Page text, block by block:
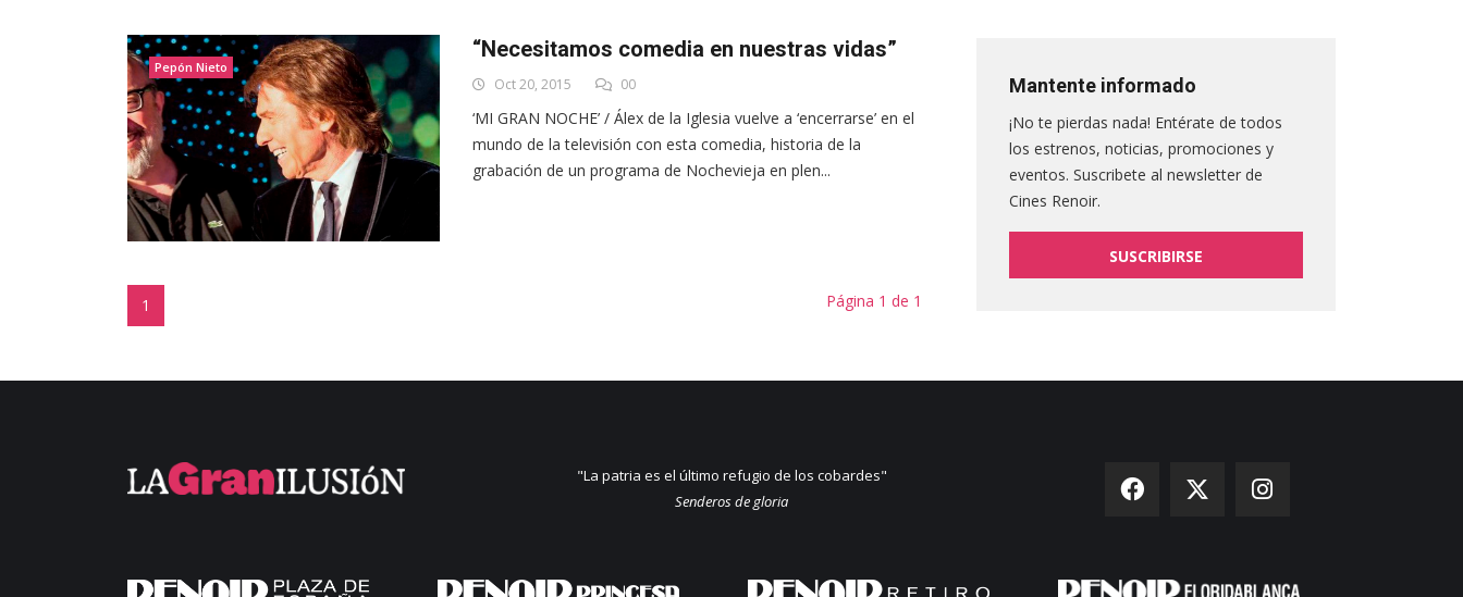
Pepón Nieto
“Necesitamos comedia en nuestras vidas”
Oct 20, 2015 00
‘MI GRAN NOCHE’ / Álex de la Iglesia vuelve a ‘encerrarse’ en el
mundo de la televisión con esta comedia, historia de la
grabación de un programa de Nochevieja en plen...
1 Página 1 de 1
Mantente informado
¡No te pierdas nada! Entérate de todos
los estrenos, noticias, promociones y
eventos. Suscribete al newsletter de
Cines Renoir.
SUSCRIBIRSE
"La patria es el último refugio de los cobardes"
Senderos de gloria